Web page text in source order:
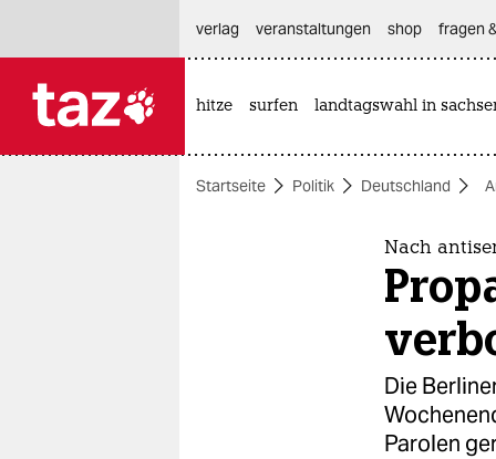
themen
verlag
veranstaltungen shop fragen
hitze surfen landtagswahl in
Startseite Politik Deutschland
Nach
Die
Parolen